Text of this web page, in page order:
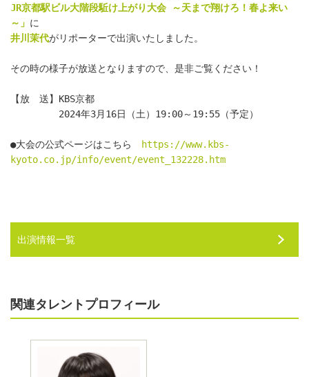
JR京都駅ビル大階段駈け上がり大会 ～天まで翔けろ！春よ来い
～」 に
井川茉代がリポーターで出演いたしました。
その時の様子が放送となりますので、是非ご覧ください！
【放　送】KBS京都
2024年3月16日（土）19:00～19:55（予定）
●大会の公式ページはこちら
https://www.kbs-
kyoto.co.jp/info/event/event_132228.htm
出演情報一覧
関連タレントプロフィール